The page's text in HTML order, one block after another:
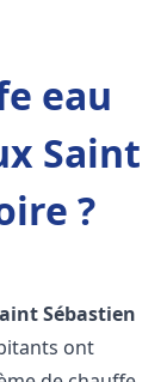
eau
Saint
?
Sébastien
ont